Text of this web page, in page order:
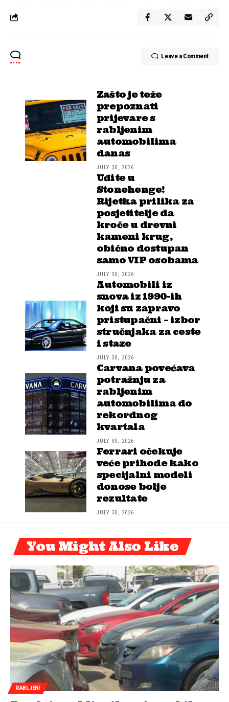
Leave a Comment
Zašto je teže
prepoznati
prijevare s
rabljenim
automobilima
danas
JULY 30, 2026
Uđite u
Stonehenge!
Rijetka prilika za
posjetitelje da
kroče u drevni
kameni krug,
obično dostupan
samo VIP osobama
JULY 30, 2026
Automobili iz
snova iz 1990-ih
koji su zapravo
pristupačni – izbor
stručnjaka za ceste
i staze
JULY 30, 2026
Carvana povećava
potražnju za
rabljenim
automobilima do
rekordnog
kvartala
JULY 30, 2026
Ferrari očekuje
veće prihode kako
specijalni modeli
donose bolje
rezultate
JULY 30, 2026
You Might Also Like
RABLJENI